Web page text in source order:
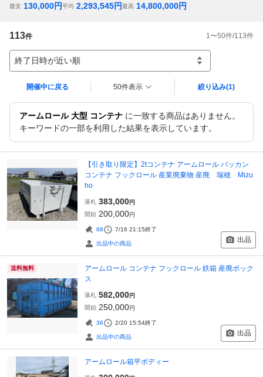
最安 130,000円平均 2,293,545円最高 14,800,000円
113件 1 〜50件/113件
終了日時が近い順
開催中に戻る 50件表示 絞り込み(1)
アームロール 大型 コンテナ に一致する商品はありません。
キーワードの一部を利用した結果を表示しています。
【引き取り限定】2tコンテナ アームロール バッカン
コンテナ フックロール 産業廃棄物 産廃 瑞穂 Mizu
ho
落札 383,000円
開始 200,000円
88 7/16 21:15終了
出品中の商品 出品
送料無料
アームロール コンテナ フックロール 鉄箱 産廃ボック
ス
落札 582,000円
開始 250,000円
36 2/20 15:54終了
出品中の商品 出品
アームロール箱平ボディー